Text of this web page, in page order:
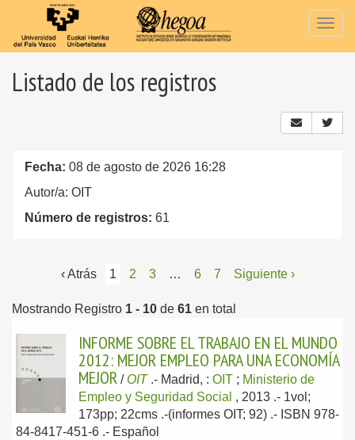
Listado de los registros
Fecha: 08 de agosto de 2026 16:28
Autor/a: OIT
Número de registros: 61
‹ Atrás 1 2 3 … 6 7 Siguiente ›
Mostrando Registro 1 - 10 de 61 en total
INFORME SOBRE EL TRABAJO EN EL MUNDO
2012: MEJOR EMPLEO PARA UNA ECONOMÍA
MEJOR / OIT .- Madrid, : OIT ; Ministerio de
Empleo y Seguridad Social , 2013 .- 1vol;
173pp; 22cms .-(informes OIT; 92) .- ISBN 978-
84-8417-451-6 .- Español